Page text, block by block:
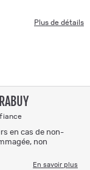
Plus de détails
en cas de non-
non
En savoir plus